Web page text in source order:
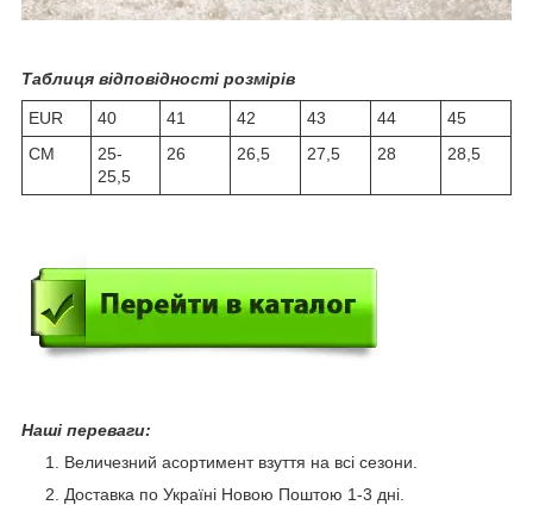
Таблиця відповідності розмірів
EUR 40 41 42 43 44
45
СМ
25-
25,5
26 26,5 27,5 28 28,5
Наші переваги:
Величезний асортимент взуття на всі сезони.
Доставка по Україні Новою Поштою 1-3 дні.